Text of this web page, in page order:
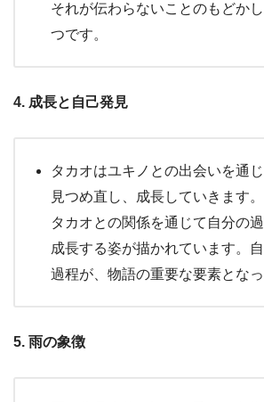
それが伝わらないことのもどか
つです。
4. 成長と自己発見
タカオはユキノとの出会いを通
見つめ直し、成長していきます
タカオとの関係を通じて自分の過
成長する姿が描かれています。
過程が、物語の重要な要素となっ
5. 雨の象徴